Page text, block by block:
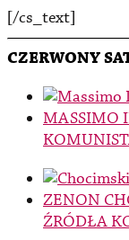
[/cs_text]
CZERWONY
MASSIMO
ZENON
ŹRÓDŁA